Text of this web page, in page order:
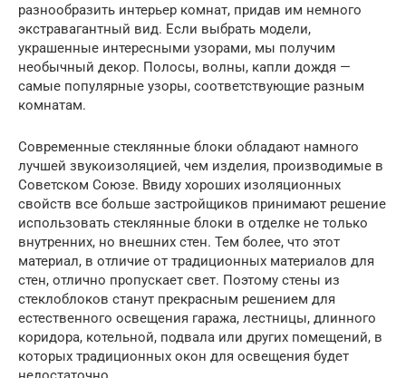
разнообразить интерьер комнат, придав им немного
экстравагантный вид. Если выбрать модели,
украшенные интересными узорами, мы получим
необычный декор. Полосы, волны, капли дождя —
самые популярные узоры, соответствующие разным
комнатам.
Современные стеклянные блоки обладают намного
лучшей звукоизоляцией, чем изделия, производимые в
Советском Союзе. Ввиду хороших изоляционных
свойств все больше застройщиков принимают решение
использовать стеклянные блоки в отделке не только
внутренних, но внешних стен. Тем более, что этот
материал, в отличие от традиционных материалов для
стен, отлично пропускает свет. Поэтому стены из
стеклоблоков станут прекрасным решением для
естественного освещения гаража, лестницы, длинного
коридора, котельной, подвала или других помещений, в
которых традиционных окон для освещения будет